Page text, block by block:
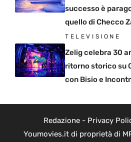
successo è
quello di Checco
TELEVISIONE
Zelig celebra 30
ritorno storico su
con Bisio e
Redazione- Privacy
Youmovies.it di proprietà di